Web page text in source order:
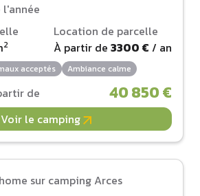
2
Location de parcelle
À partir de 3300 € / an
acceptés Ambiance calme
de 40 850 €
Voir le camping